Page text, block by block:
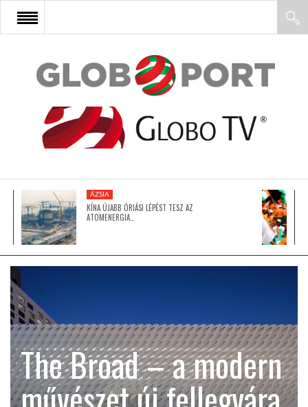
FŐOLDAL
AFRIKA
ÁZSIA
LATIN-AMERIKA
KÖZEL-KELET
AUSZTRÁLIA
ÁZSIA
KÍNA ÚJABB ÓRIÁSI LÉPÉST TESZ AZ
ATOMENERGIA…
The Broad – a modern